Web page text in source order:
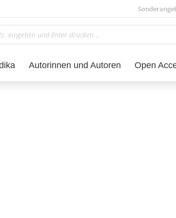
Autorinnen und Autoren Open